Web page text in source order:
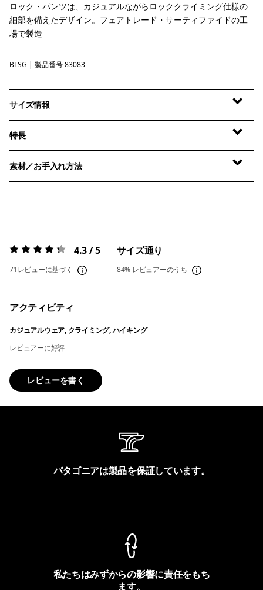
ロック・パンツは、カジュアルながらロッククライミング仕様の
細部を備えたデザイン。フェアトレード・サーティファイドの工
場で製造
Blue Sage
BLSG | 製品番号 83083
サイズ情報
特長
素材／お手入れ方法
評価:4.3 / 5 4.3 / 5
71レビューに基づく
サイズ通り
84% レビュアーのうち
アクティビティ
カジュアルウェア, クライミング, ハイキング
レビュアーに好評
レビューを書く
パタゴニアは製品を保証しています。
私たちはみずからの影響に責任をもち
ます。